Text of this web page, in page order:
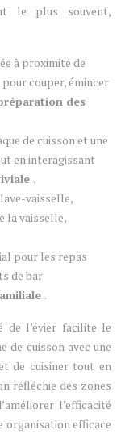
le plus souvent,
à proximité de
couper, émincer
des
de cuisson et une
en interagissant
.
vaisselle,
la vaisselle,
pour les repas
de bar
.
de l’évier facilite le
de cuisson avec une
de cuisiner tout en
réfléchie des zones
l’efficacité
organisation efficace